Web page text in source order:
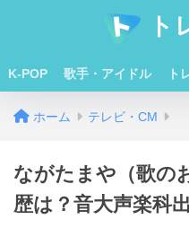
ト
K-POP 歌手・アイドル ト
ホーム テレビ・CM
ながたまや（歌の
歴は？音大声楽科